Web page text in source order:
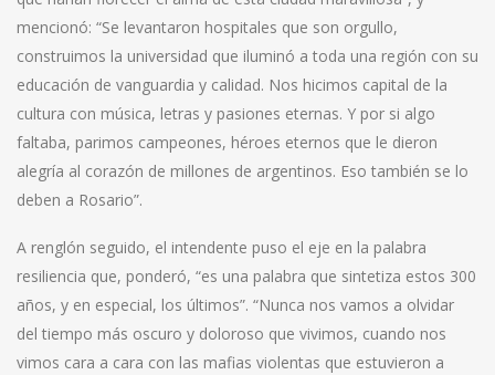
mencionó: “Se levantaron hospitales que son orgullo,
construimos la universidad que iluminó a toda una región con su
educación de vanguardia y calidad. Nos hicimos capital de la
cultura con música, letras y pasiones eternas. Y por si algo
faltaba, parimos campeones, héroes eternos que le dieron
alegría al corazón de millones de argentinos. Eso también se lo
deben a Rosario”.
A renglón seguido, el intendente puso el eje en la palabra
resiliencia que, ponderó, “es una palabra que sintetiza estos 300
años, y en especial, los últimos”. “Nunca nos vamos a olvidar
del tiempo más oscuro y doloroso que vivimos, cuando nos
vimos cara a cara con las mafias violentas que estuvieron a